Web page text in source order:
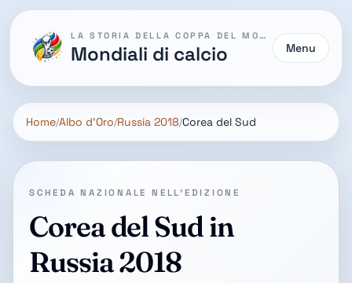
LA STORIA DELLA COPPA DEL MONDO
Mondiali di calcio Menu
Home Albo d'Oro Russia 2018 Corea del Sud
SCHEDA NAZIONALE NELL'EDIZIONE
Corea del Sud in
Russia 2018